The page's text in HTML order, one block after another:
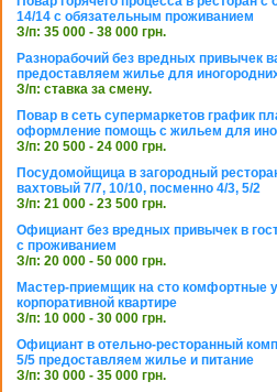
14/14 с обязательным проживанием
З/п: 35 000 - 38 000 грн.
Разнорабочий без вредных привычек
предоставляем жилье для
З/п: ставка за смену.
Повар в сеть супермаркетов график
оформление помощь с жильем для
З/п: 20 500 - 24 000 грн.
Посудомойщица в загородный
вахтовый 7/7, 10/10, посменно 4/3, 5/2
З/п: 21 000 - 23 500 грн.
Официант без вредных привычек в
с проживанием
З/п: 20 000 - 50 000 грн.
Мастер-приемщик на сто комфортные
корпоративной квартире
З/п: 10 000 - 30 000 грн.
Официант в отельно-ресторанный
5/5 предоставляем жилье и питание
З/п: 30 000 - 35 000 грн.